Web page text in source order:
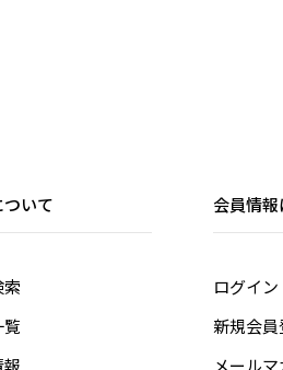
いて 会員情
ログイン
新規会員